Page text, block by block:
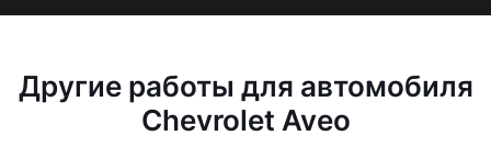
Другие работы для автомобиля
Chevrolet Aveo